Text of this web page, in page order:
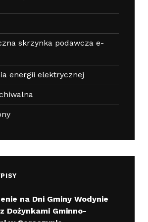
skrzynka podawcza e-
energii elektrycznej
na Dni Gminy Wodynie
Dożynkami Gminno-